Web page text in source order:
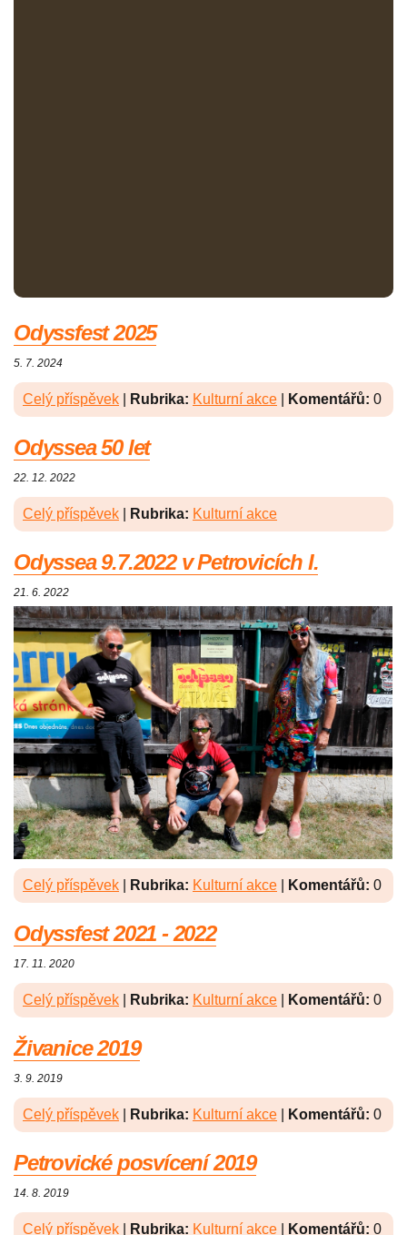
Odyssfest 2025
5. 7. 2024
Celý příspěvek Rubrika: Kulturní akce Komentářů: 0
Odyssea 50 let
22. 12. 2022
Celý příspěvek Rubrika: Kulturní akce
Odyssea 9.7.2022 v Petrovicích I.
21. 6. 2022
Celý příspěvek Rubrika: Kulturní akce Komentářů: 0
Odyssfest 2021 - 2022
17. 11. 2020
Celý příspěvek Rubrika: Kulturní akce Komentářů: 0
Živanice 2019
3. 9. 2019
Celý příspěvek Rubrika: Kulturní akce Komentářů: 0
Petrovické posvícení 2019
14. 8. 2019
Celý příspěvek Rubrika: Kulturní akce Komentářů: 0